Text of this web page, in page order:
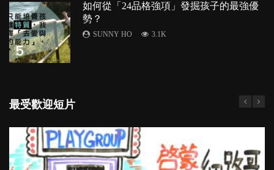
5
如何從「24品格強項」發掘孩子的最強優
勢？
SUNNY HO 3.1K
最受歡迎短片